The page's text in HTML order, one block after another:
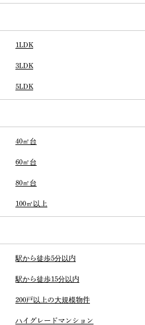
1LDK
3LDK
5LDK
40㎡台
60㎡台
80㎡台
100㎡以上
駅から徒歩5分以内
駅から徒歩15分以内
200戸以上の大規模物件
ハイグレードマンション